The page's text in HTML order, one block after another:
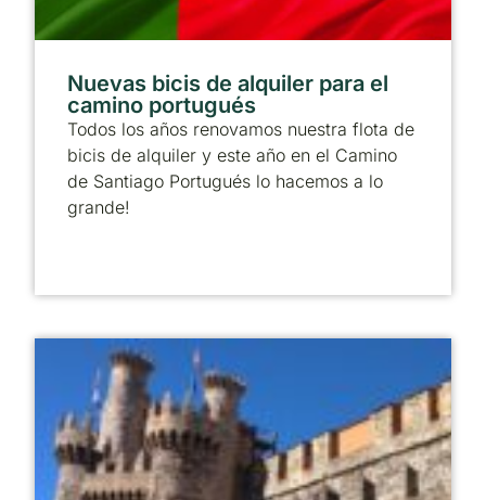
Nuevas bicis de alquiler para el
camino portugués
Todos los años renovamos nuestra flota de
bicis de alquiler y este año en el Camino
de Santiago Portugués lo hacemos a lo
grande!